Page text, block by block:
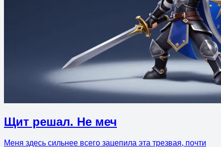
Щит решал. Не меч
Меня здесь сильнее всего зацепила эта трезвая, почти